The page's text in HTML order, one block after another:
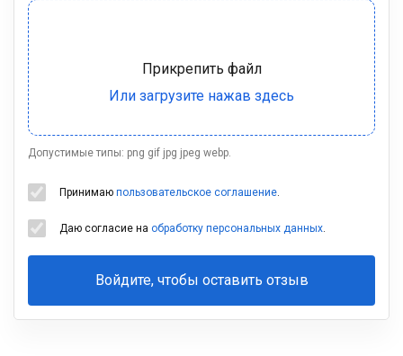
Допустимые типы: png gif jpg jpeg webp.
Принимаю пользовательское соглашение.
Даю согласие на обработку персональных данных.
Войдите, чтобы оставить отзыв
Ваша